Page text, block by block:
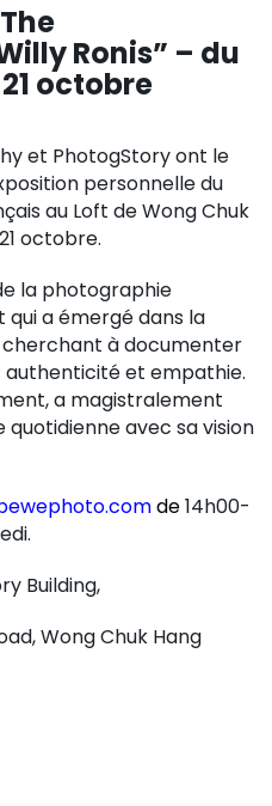
Ronis” – du
octobre
et PhotogStory ont le
personnelle du
au Loft de Wong Chuk
octobre.
la photographie
qui a émergé dans la
cherchant à documenter
authenticité et empathie.
a magistralement
quotidienne avec sa vision
de14h00-
Building,
Wong Chuk Hang